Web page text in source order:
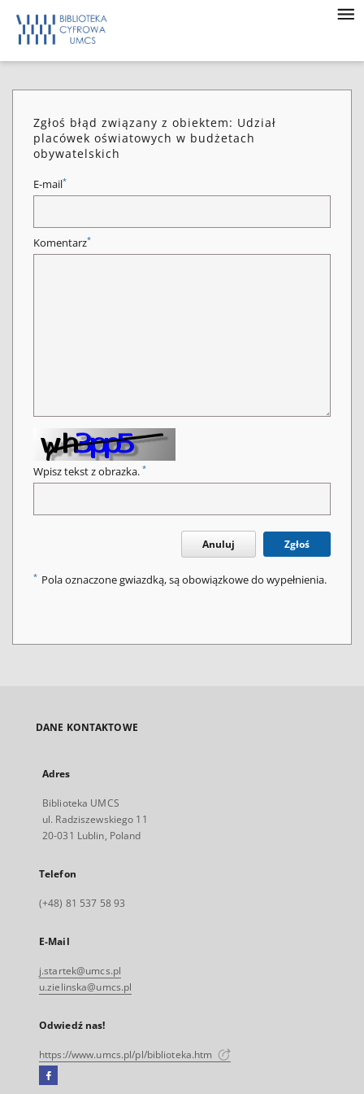
Zgłoś błąd związany z obiektem: Udział
placówek oświatowych w budżetach
obywatelskich
E-mail*
Komentarz*
Wpisz tekst z obrazka. *
Anuluj Zgłoś
* Pola oznaczone gwiazdką, są obowiązkowe do wypełnienia.
DANE KONTAKTOWE
Adres
Biblioteka UMCS
ul. Radziszewskiego 11
20-031 Lublin, Poland
Telefon
(+48) 81 537 58 93
E-Mail
j.startek@umcs.pl
u.zielinska@umcs.pl
Odwiedź nas!
https://www.umcs.pl/pl/biblioteka.htm
Facebook